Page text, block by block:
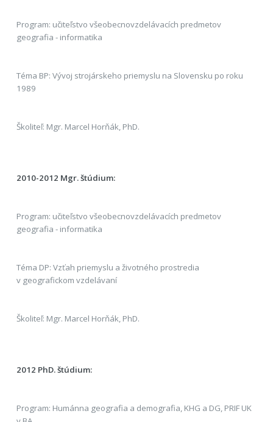
Program: učiteľstvo všeobecnovzdelávacích predmetov
geografia - informatika
Téma BP: Vývoj strojárskeho priemyslu na Slovensku po roku
1989
Školiteľ: Mgr. Marcel Horňák, PhD.
2010-2012 Mgr. štúdium:
Program: učiteľstvo všeobecnovzdelávacích predmetov
geografia - informatika
Téma DP: Vzťah priemyslu a životného prostredia
v geografickom vzdelávaní
Školiteľ: Mgr. Marcel Horňák, PhD.
2012 PhD. štúdium:
Program: Humánna geografia a demografia, KHG a DG, PRIF UK